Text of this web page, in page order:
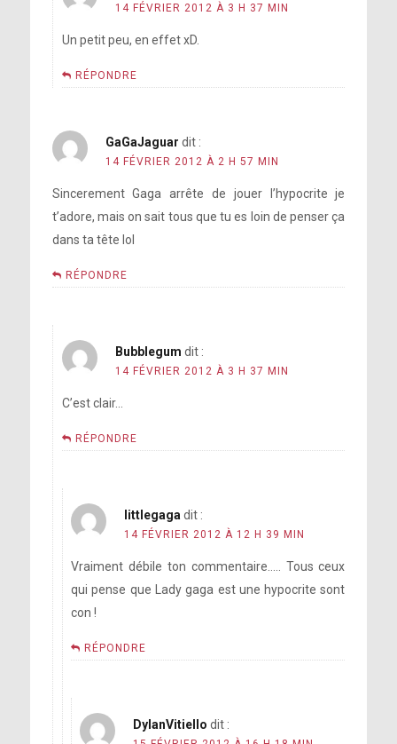
14 FÉVRIER 2012 À 3 H 37 MIN
Un petit peu, en effet xD.
RÉPONDRE
GaGaJaguar dit :
14 FÉVRIER 2012 À 2 H 57 MIN
Sincerement Gaga arrête de jouer l’hypocrite je
t’adore, mais on sait tous que tu es loin de penser ça
dans ta tête lol
RÉPONDRE
Bubblegum dit :
14 FÉVRIER 2012 À 3 H 37 MIN
C’est clair…
RÉPONDRE
littlegaga dit :
14 FÉVRIER 2012 À 12 H 39 MIN
Vraiment débile ton commentaire….. Tous ceux
qui pense que Lady gaga est une hypocrite sont
con !
RÉPONDRE
DylanVitiello dit :